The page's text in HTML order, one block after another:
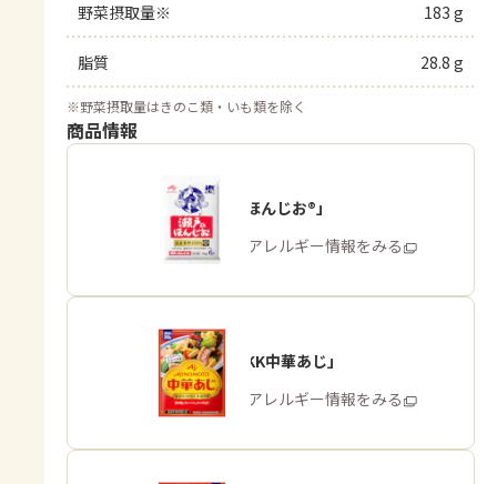
野菜摂取量※ 183 g
脂質 28.8 g
※野菜摂取量はきのこ類・いも類を除く
商品情報
「瀬戸のほんじお®」
商品・アレルギー情報をみる
「味の素KK中華あじ」
商品・アレルギー情報をみる